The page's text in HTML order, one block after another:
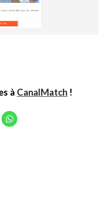
à CanalMatch !